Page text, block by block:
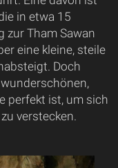
in etwa 15
zur Tham Sawan
eine kleine, steile
Doch
perfekt ist, um sich
verstecken.